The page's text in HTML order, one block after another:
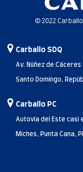
© 2022
Carballo SDQ
Av. Núñez de
Santo Domingo,
Carballo PC
Autovía del Este casi
Miches, Punta Cana,